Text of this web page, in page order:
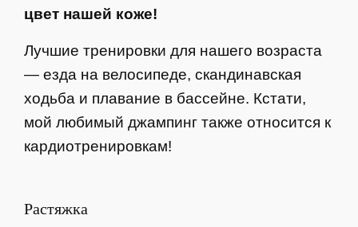
цвет нашей коже!
Лучшие тренировки для нашего возраста
— езда на велосипеде, скандинавская
ходьба и плавание в бассейне. Кстати,
мой любимый джампинг также относится к
кардиотренировкам!
Растяжка